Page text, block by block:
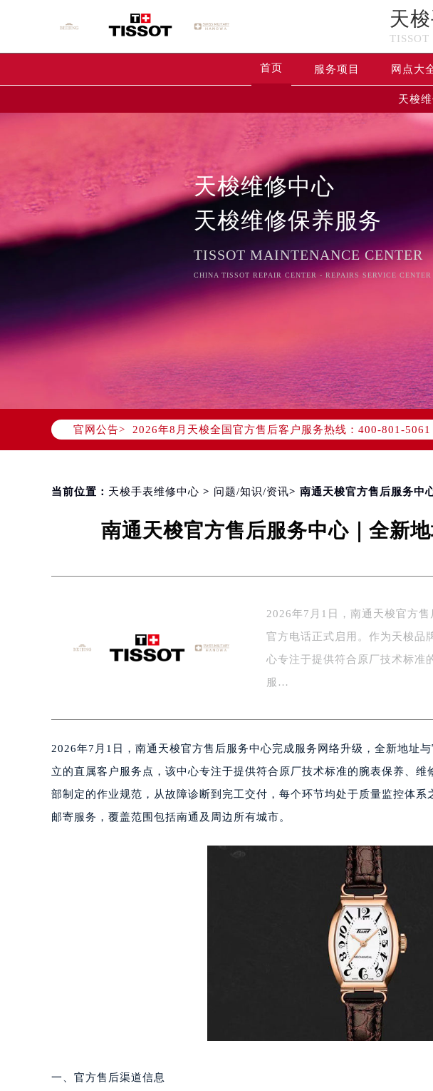
天
首页 服务项目 网点大
天梭
天梭维修中心
天梭维修保养服务
TISSOT MAINTENANCE CENTER
CHINA TISSOT REPAIR CENTER - REPAIRS SERVICE CENTER
官网公告>
2026年8月天梭中国区售后服务网络优化升级公告
2026年8月天梭全国官方售后客户服务热线：400-801-5061
天梭官方全国统一服务热线400-801-5061，服务覆盖中国
2026年8月天梭售后服务中心最新网点地址：
北京市东城区东长安街1号东方广场写字楼W3座6层602室
上海市徐汇区虹桥路3号港汇中心写字楼2座37层3705室（
徐州市鼓楼区淮海东路29号苏宁广场IFC国际金融中心写字
扬州市邗江区国展路29号星耀天地写字楼1号楼18层1803室
盐城市盐都区世纪大道5号盐城金融城写字楼1号楼16层
宁波市江北区大闸南路500号来福士广场办公楼20层2009室
绍兴市越城区胜利东路379号世茂天际中心写字楼8层805室
嘉兴市南湖区广益路705号嘉兴世界贸易中心写字楼A座13
南昌市红谷滩新区红谷中大道998号绿地双子塔（中央广场
济南市历下区经十路11111号华润中心写字楼（万象城）15
广州市越秀区环市东路371-375号世界贸易中心大厦南塔写
深圳市罗湖区深南东路5001号华润大厦写字楼17层1701室
惠州市惠城区江北文昌一路7号华贸大厦写字楼1座30层05室
厦门市思明区湖滨东路95号华润大厦写字楼B座11层1104室
福州市鼓楼区五四路128-1号恒力城写字楼15层03室（需提
成都市锦江区人民东路6号SAC东原中心写字楼24层2406B
重庆市江北区观音桥步行街2号融恒时代广场写字楼9层902
长沙市芙蓉区定王台街道建湘路393号世茂环球金融中心写
郑州市二七区铭功路10号华润大厦写字楼29层2905室（需提
太原市迎泽区解放路15号亨得利名表服务中心（品牌授权店
当前位置： 天梭手表维修中心 > 问题/知识/资讯> 南通天梭官方售后服务中
南通天梭官方售后服务中心｜全新
2026年7月1日，南通天梭官方
官方电话正式启用。作为天梭品
心专注于提供符合原厂技术标准
服…
2026年7月1日，南通天梭官方售后服务中心完成服务网络升级，全新地址
立的直属客户服务点，该中心专注于提供符合原厂技术标准的腕表保养、
部制定的作业规范，从故障诊断到完工交付，每个环节均处于质量监控体
邮寄服务，覆盖范围包括南通及周边所有城市。
一、官方售后渠道信息